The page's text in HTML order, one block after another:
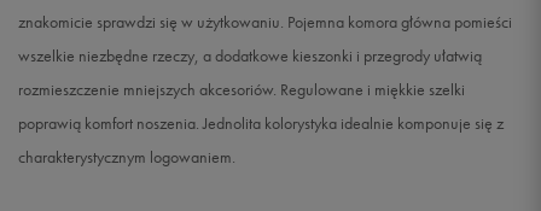
znakomicie sprawdzi się w użytkowaniu. Pojemna komora główna pomieści
wszelkie niezbędne rzeczy, a dodatkowe kieszonki i przegrody ułatwią
rozmieszczenie mniejszych akcesoriów. Regulowane i miękkie szelki
poprawią komfort noszenia. Jednolita kolorystyka idealnie komponuje się z
charakterystycznym logowaniem.